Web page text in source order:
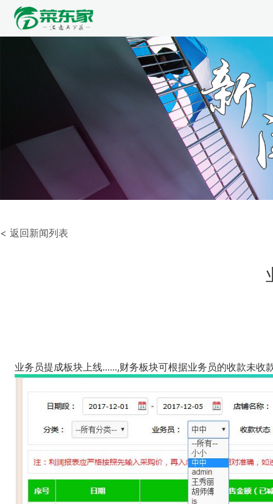
< 返回新闻列表
业务员提成板块上线......,财务板块可根据业务员的收款未